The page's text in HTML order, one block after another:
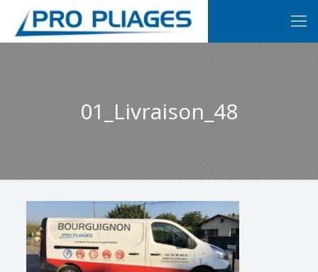
01_Livraison_48